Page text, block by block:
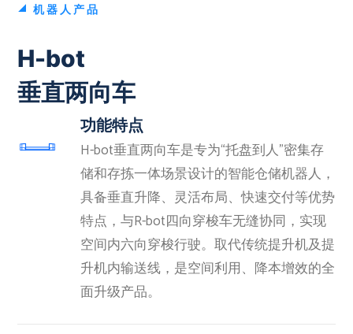
机器人产品
H-bot
垂直两向车
功能特点
H-bot垂直两向车是专为“托盘到人”密集存
储和存拣一体场景设计的智能仓储机器人，
具备垂直升降、灵活布局、快速交付等优势
特点，与R-bot四向穿梭车无缝协同，实现
空间内六向穿梭行驶。取代传统提升机及提
升机内输送线，是空间利用、降本增效的全
面升级产品。